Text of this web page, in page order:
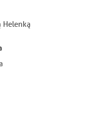
Helenką